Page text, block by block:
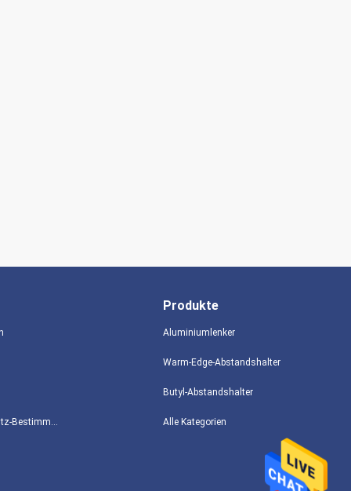
Datenschutz-Bestimmungen
Produkte
Aluminiumlenker
Warm-Edge-Abstandshalter
Butyl-Abstandshalter
Alle Kategorien